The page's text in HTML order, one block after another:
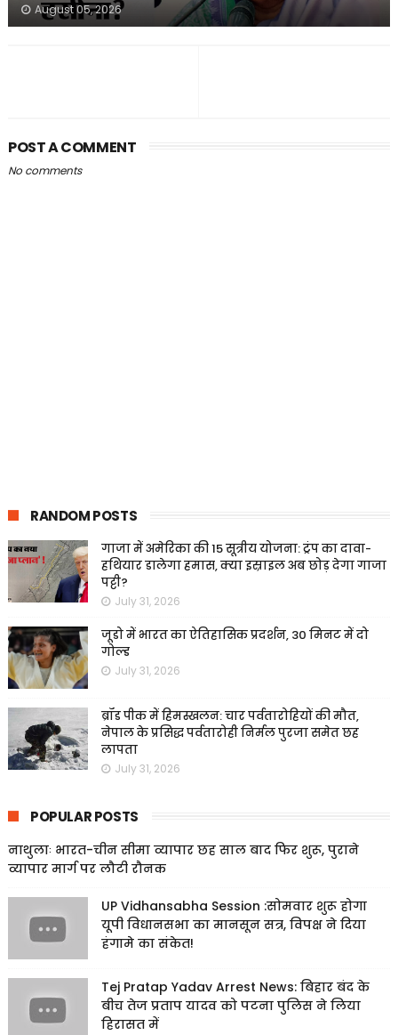
August 05, 2026
POST A COMMENT
No comments
RANDOM POSTS
गाजा में अमेरिका की 15 सूत्रीय योजना: ट्रंप का दावा-
हथियार डालेगा हमास, क्या इस्राइल अब छोड़ देगा गाजा
पट्टी?
July 31, 2026
जूडो में भारत का ऐतिहासिक प्रदर्शन, 30 मिनट में दो
गोल्ड
July 31, 2026
ब्रॉड पीक में हिमस्खलन: चार पर्वतारोहियों की मौत,
नेपाल के प्रसिद्ध पर्वतारोही निर्मल पुरजा समेत छह
लापता
July 31, 2026
POPULAR POSTS
नाथुलाः भारत-चीन सीमा व्यापार छह साल बाद फिर शुरू, पुराने
व्यापार मार्ग पर लौटी रौनक
UP Vidhansabha Session :सोमवार शुरू होगा
यूपी विधानसभा का मानसून सत्र, विपक्ष ने दिया
हंगामे का संकेत!
Tej Pratap Yadav Arrest News: बिहार बंद के
बीच तेज प्रताप यादव को पटना पुलिस ने लिया
हिरासत में